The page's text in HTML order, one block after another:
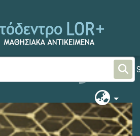
Χημεία Λυκείου